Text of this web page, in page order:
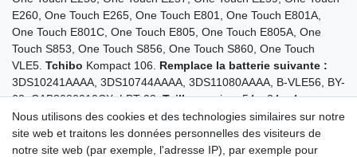
E260, One Touch E265, One Touch E801, One Touch E801A,
One Touch E801C, One Touch E805, One Touch E805A, One
Touch S853, One Touch S856, One Touch S860, One Touch
VLE5. Tchibo Kompact 106. Remplace la batterie suivante :
3DS10241AAAA, 3DS10744AAAA, 3DS11080AAAA, B-VLE56, BY-
62, CAB3080010CX, LBT-03.Taille :environ 54 x 34 x 4 mm.
Capacité : 650 mAh.
Temps de veille et de conversation longs
capacité maximale possible pour ce type de batterie !
Nous utilisons des cookies et des technologies similaires sur notre
site web et traitons les données personnelles des visiteurs de
notre site web (par exemple, l'adresse IP), par exemple pour